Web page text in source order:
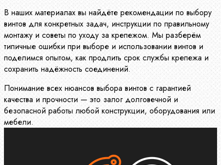
В наших материалах вы найдёте рекомендации по выбору
винтов для конкретных задач, инструкции по правильному
монтажу и советы по уходу за крепежом. Мы разберём
типичные ошибки при выборе и использовании винтов и
поделимся опытом, как продлить срок службы крепежа и
сохранить надёжность соединений.
Понимание всех нюансов выбора винтов с гарантией
качества и прочности — это залог долговечной и
безопасной работы любой конструкции, оборудования или
мебели.